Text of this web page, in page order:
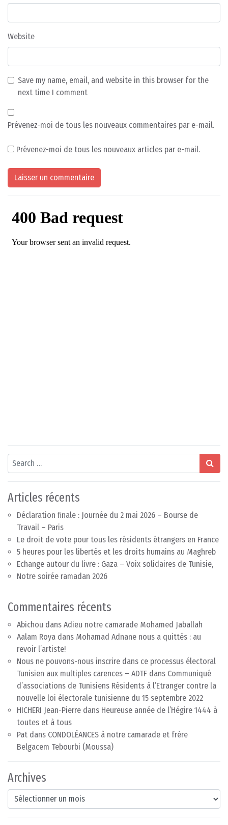
Website
Save my name, email, and website in this browser for the
next time I comment
Prévenez-moi de tous les nouveaux commentaires par e-mail.
Prévenez-moi de tous les nouveaux articles par e-mail.
Search
Articles récents
Déclaration finale : Journée du 2 mai 2026 – Bourse de
Travail – Paris
Le droit de vote pour tous les résidents étrangers en France
5 heures pour les libertés et les droits humains au Maghreb
Echange autour du livre : Gaza – Voix solidaires de Tunisie,
Notre soirée ramadan 2026
Commentaires récents
Abichou dans Adieu notre camarade Mohamed Jaballah
Aalam Roya dans Mohamad Adnane nous a quittés : au
revoir l’artiste!
Nous ne pouvons-nous inscrire dans ce processus électoral
Tunisien aux multiples carences – ADTF dans Communiqué
d’associations de Tunisiens Résidents à l’Etranger contre la
nouvelle loi électorale tunisienne du 15 septembre 2022
HICHERI Jean-Pierre dans Heureuse année de l’Hégire 1444 à
toutes et à tous
Pat dans CONDOLÉANCES à notre camarade et frère
Belgacem Tebourbi (Moussa)
Archives
Archives